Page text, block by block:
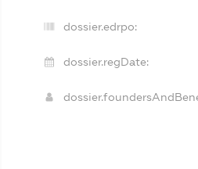
dossier.edrpo:
dossier.regDate: